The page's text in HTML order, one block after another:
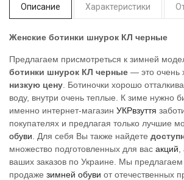
Описание Характеристики
Женские ботинки шнурок КЛ черные
Предлагаем присмотреться к зимней
ботинки шнурок КЛ черные — это очень
низкую цену . Ботиночки хорошо
воду, внутри очень теплые. К зиме нужно
именно интернет-магазин УКРвзуття
покупателях и предлагая только лучшие
обуви . Для себя Вы также найдете
множество подготовленных для вас акций
ваших заказов по Украине. Мы предлагаем
продаже зимней обуви от отечественных